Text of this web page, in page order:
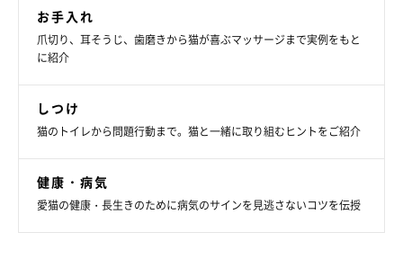
考えさせる容器でフードを食べさせる
食べる方法を考えさせるような容器を使い、猫にフードを与える
のもよい方法です。たとえば、フードを製氷皿に一粒ずつ入れた
お手入れ
爪切り、耳そうじ、歯磨きから猫が喜ぶマッサージまで実例をもと
に紹介
しつけ
猫のトイレから問題行動まで。猫と一緒に取り組むヒントをご紹介
健康・病気
愛猫の健康・長生きのために病気のサインを見逃さないコツを伝授